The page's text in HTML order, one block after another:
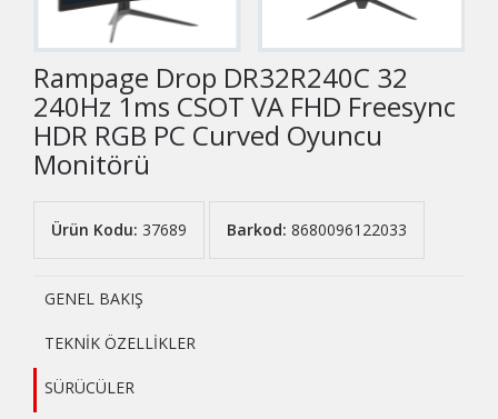
Rampage Drop DR32R240C 32
240Hz 1ms CSOT VA FHD Freesync
HDR RGB PC Curved Oyuncu
Monitörü
Ürün Kodu: 37689 Barkod: 8680096122033
GENEL BAKIŞ
TEKNİK ÖZELLİKLER
SÜRÜCÜLER